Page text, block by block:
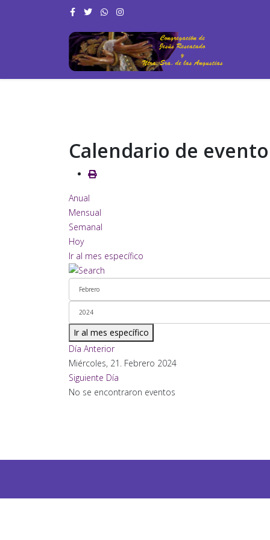
Calendario de
Anual
Mensual
Semanal
Hoy
Ir al mes específico
Ir al mes específico
Día Anterior
Miércoles, 21. Febrero 2024
Siguiente Día
No se encontraron eventos